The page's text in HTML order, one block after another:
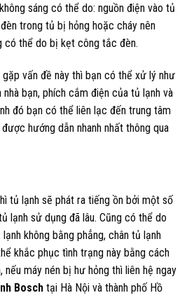
sáng có thể do: nguồn điện vào tủ
trong tủ bị hỏng hoặc cháy nên
có thể do bị kẹt công tắc đèn.
gặp vấn đề này thì bạn có thể xử lý như
bạn, phích cắm điện của tủ lạnh và
đó bạn có thể liên lạc đến trung tâm
hướng dẫn nhanh nhất thông qua
tủ lạnh sẽ phát ra tiếng ồn bởi một số
lạnh sử dụng đã lâu. Cũng có thể do
không bằng phẳng, chân tủ lạnh
khắc phục tình trạng này bằng cách
máy nén bị hư hỏng thì liên hệ ngay
Bosch tại Hà Nội và thành phố Hồ